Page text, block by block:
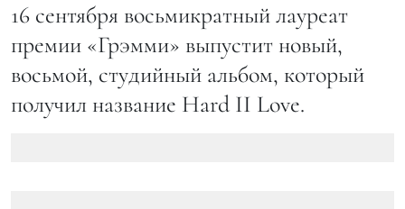
16 сентября восьмикратный лауреат
премии «Грэмми» выпустит новый,
восьмой, студийный альбом, который
получил название Hard II Love.